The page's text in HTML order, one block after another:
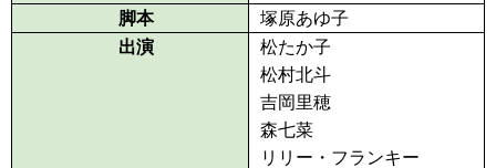
脚本
塚原あゆ子
出演
松たか子
松村北斗
吉岡里穂
森七菜
リリー・フランキー